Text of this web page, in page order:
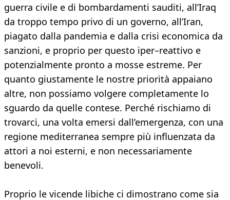
guerra civile e di bombardamenti sauditi, all’Iraq
da troppo tempo privo di un governo, all’Iran,
piagato dalla pandemia e dalla crisi economica da
sanzioni, e proprio per questo iper–reattivo e
potenzialmente pronto a mosse estreme. Per
quanto giustamente le nostre priorità appaiano
altre, non possiamo volgere completamente lo
sguardo da quelle contese. Perché rischiamo di
trovarci, una volta emersi dall’emergenza, con una
regione mediterranea sempre più influenzata da
attori a noi esterni, e non necessariamente
benevoli.
Proprio le vicende libiche ci dimostrano come sia